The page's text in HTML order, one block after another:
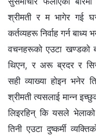
श्रीमती र म भागेर गई
कर्तव्यहरू निर्वाह गर्न
वचनहरूको एउटा खण्डको
थिएन, र अरू ब्रदर र
सही व्याख्या होइन भनेर
श्रीमती त्यसलाई मान्‍न
लिइरहिन् कि यसले भेलाको
तिनी एउटा दुष्कर्मी